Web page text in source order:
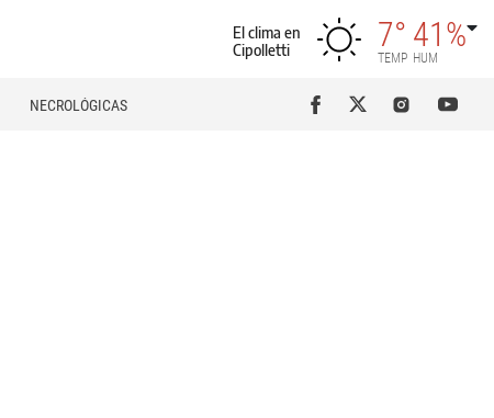
El clima en
Cipolletti
7°
TEMP
41%
HUM
NECROLÓGICAS